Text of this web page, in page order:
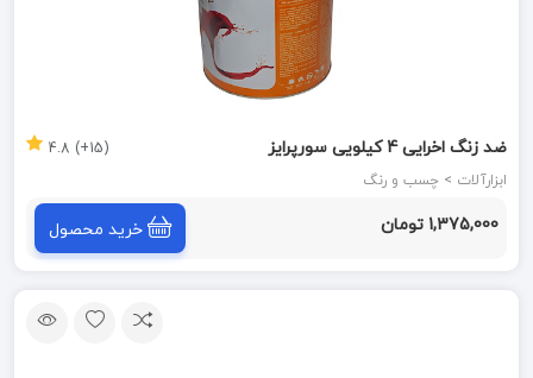
ضد زنگ اخرایی 4 کیلویی سورپرایز
ابزارآلات > چسب و رنگ
(15+) 4.8
1,375,000 تومان خرید محصول